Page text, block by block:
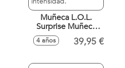
Muñeca L.O.L.
Surprise Muñeca
Voladora Magic
Wishies. Alas
que va cambiando
4 años 39,95 €